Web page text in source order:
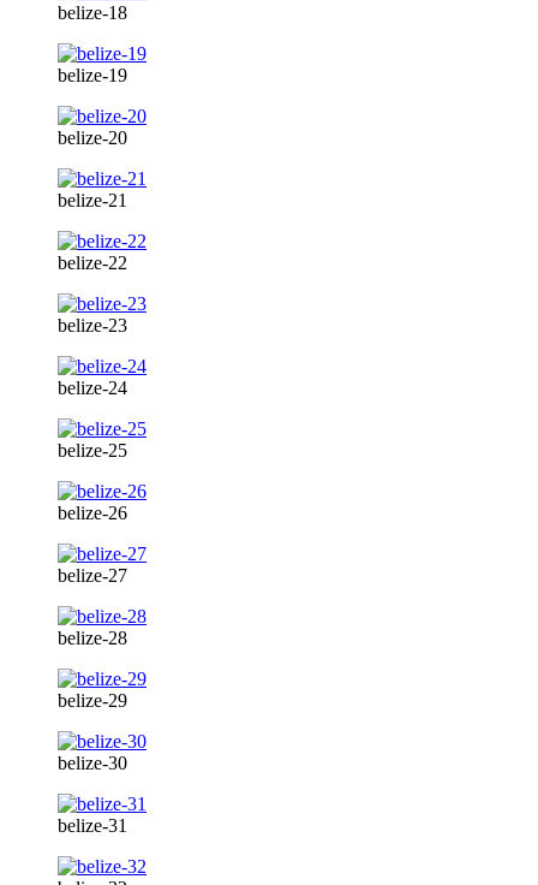
belize-18
belize-19
belize-20
belize-21
belize-22
belize-23
belize-24
belize-25
belize-26
belize-27
belize-28
belize-29
belize-30
belize-31